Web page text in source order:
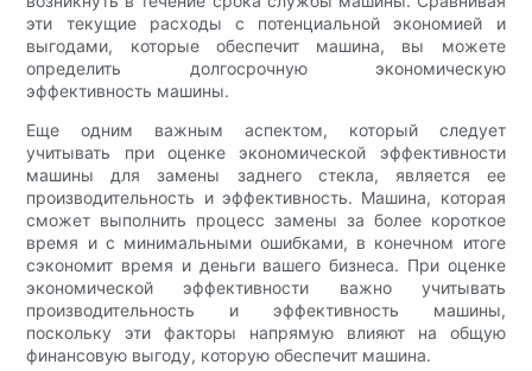
эти текущие расходы с потенциальной экономией и
выгодами, которые обеспечит машина, вы можете
определить долгосрочную экономическую
эффективность машины.
Еще одним важным аспектом, который следует
учитывать при оценке экономической эффективности
машины для замены заднего стекла, является ее
производительность и эффективность. Машина, которая
сможет выполнить процесс замены за более короткое
время и с минимальными ошибками, в конечном итоге
сэкономит время и деньги вашего бизнеса. При оценке
экономической эффективности важно учитывать
производительность и эффективность машины,
поскольку эти факторы напрямую влияют на общую
финансовую выгоду, которую обеспечит машина.